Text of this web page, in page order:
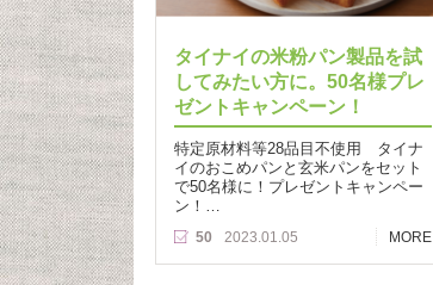
タイナイの米粉パン製品を試
してみたい方に。50名様プレ
ゼントキャンペーン！
特定原材料等28品目不使用 タイナ
イのおこめパンと玄米パンをセット
で50名様に！プレゼントキャンペー
ン！…
50 2023.01.05
MORE